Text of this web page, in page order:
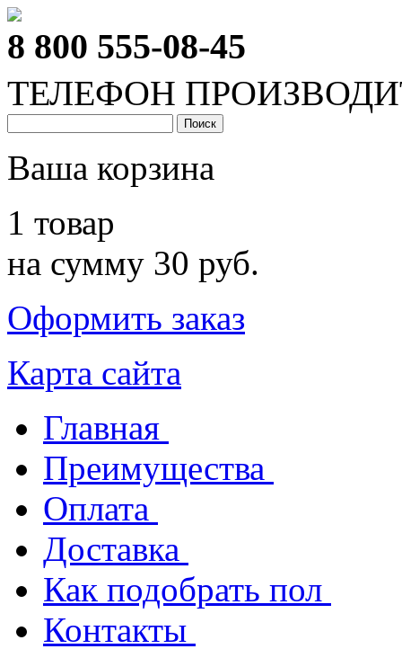
8 800 555-08-45
ТЕЛЕФОН
Ваша корзина
1 товар
на сумму 30 руб.
Оформить заказ
Карта сайта
Главная
Преимущества
Оплата
Доставка
Как подобрать пол
Контакты